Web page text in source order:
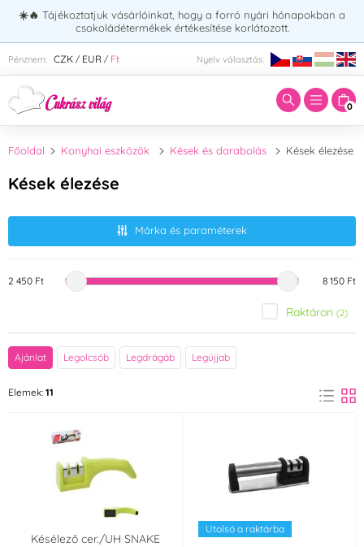
☀️🔥 Tájékoztatjuk vásárlóinkat, hogy a forró nyári hónapokban a
csokoládétermékek értékesítése korlátozott.
Pénznem: CZK / EUR / Ft Nyelv választás:
0
Adja meg a keresett kifejezést:
Főoldal Konyhai eszközök Kések és darabolás Kések élezése
Kések élezése
Márka és paraméterek
Márka
Rozsdamentes acél Műanyag (4)
2 450 Ft 8 150 Ft
Raktáron (2)
Ajánlat Legolcsób Legdrágáb Legújjab
Elemek: 11
Késélező cer./UH SNAKE
Utolsó a raktárba